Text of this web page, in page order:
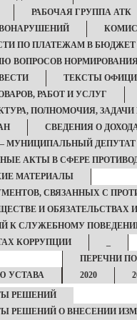
РАБОЧАЯ ГРУППА АТК
ПО ПЛАТЕЖАМ В БЮДЖЕТ
ВОПРОСОВ
ТЕКСТЫ
РАБОТ И УСЛУГ
ПОЛНОМОЧИЯ,
СВЕДЕНИЯ О
МУНИЦИПАЛЬНЫЙ ДЕПУТАТ
АКТЫ В СФЕРЕ
МАТЕРИАЛЫ
СВЯЗАННЫХ С
И ОБЯЗАТЕЛЬСТВАХ
К СЛУЖЕБНОМУ
КОРРУПЦИИ
УСТАВА
ПЕРЕЧНИ
2020
РЕШЕНИЙ
РЕШЕНИЙ О ВНЕСЕНИИ